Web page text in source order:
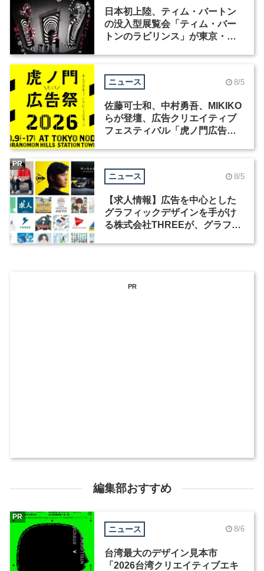
日本初上陸、ティム・バートン
の没入型展覧会「ティム・バー
トンのラビリンス」が東京・豊
ニュース 8/5
佐藤可士和、中村勇吾、MIKIKO
らが登壇、広告クリエイティブ
フェスティバル「虎ノ門広告
ニュース 8/5
【求人情報】広告を中心とした
グラフィックデザインを手がけ
る株式会社THREEが、グラフィ
PR
PR
編集部おすすめ
ニュース 8/6
台湾最大のデザイン見本市
「2026台湾クリエイティブエキ
PR